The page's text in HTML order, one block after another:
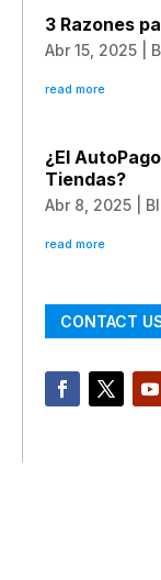
3 Razones
Abr 15, 2025
read more
¿El
Tiendas?
Abr 8, 2025
read more
CONTACT